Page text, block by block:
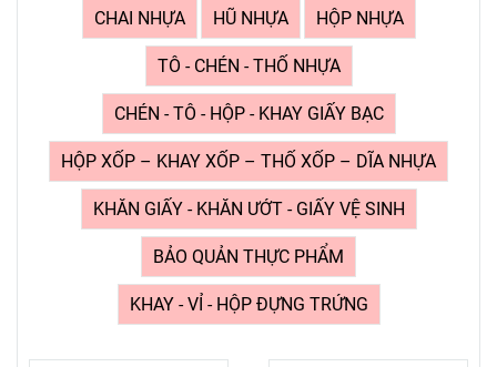
CHAI NHỰA HŨ NHỰA HỘP NHỰA
TÔ - CHÉN - THỐ NHỰA
CHÉN - TÔ - HỘP - KHAY GIẤY BẠC
HỘP XỐP – KHAY XỐP – THỐ XỐP – DĨA NHỰA
KHĂN GIẤY - KHĂN ƯỚT - GIẤY VỆ SINH
BẢO QUẢN THỰC PHẨM
KHAY - VỈ - HỘP ĐỰNG TRỨNG